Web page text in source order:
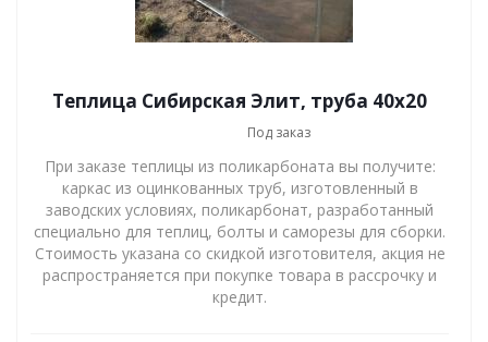
Теплица Сибирская Элит, труба 40х20
Под заказ
При заказе теплицы из поликарбоната вы получите:
каркас из оцинкованных труб, изготовленный в
заводских условиях, поликарбонат, разработанный
специально для теплиц, болты и саморезы для сборки.
Стоимость указана со скидкой изготовителя, акция не
распространяется при покупке товара в рассрочку и
кредит.